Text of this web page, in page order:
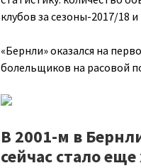
клубов за сезоны-2017/18 и
«Бернли» оказался на
болельщиков на расовой
В 2001-м в
сейчас стало